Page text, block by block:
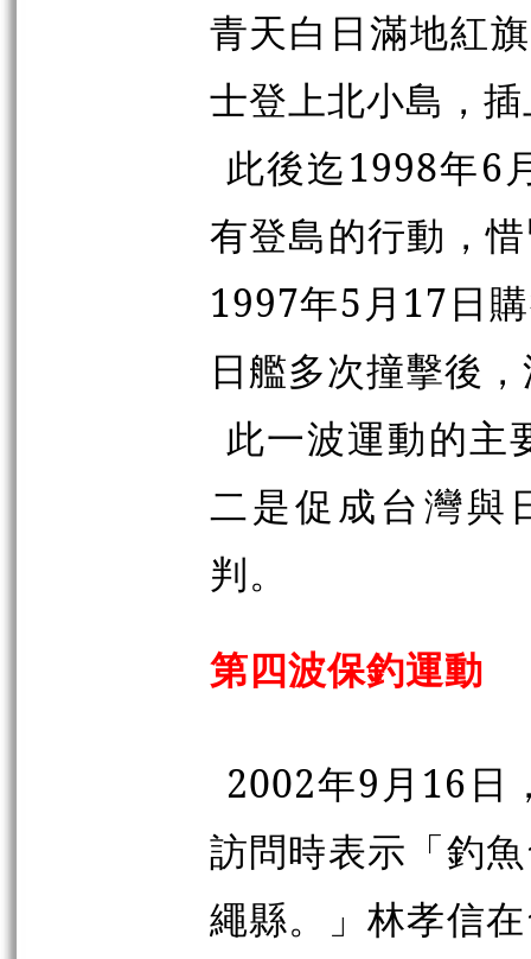
青天白日滿地紅
士登上北小島，
此後迄1998年6
有登島的行動，
1997年5月17日
日艦多次撞擊後
此一波運動的主
二是促成台灣與
判。
第四波保釣運動
2002年9月16日
訪問時表示「釣
繩縣。」林孝信